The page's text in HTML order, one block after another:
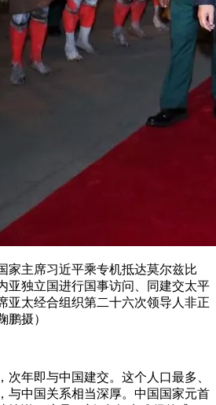
主席习近平乘专机抵达莫尔兹比
亚独立国进行国事访问、同建交太平
亚太经合组织第二十六次领导人非正
鹏摄）
年即与中国建交。这个人口最多、
与中国关系相当深厚。中国国家元首